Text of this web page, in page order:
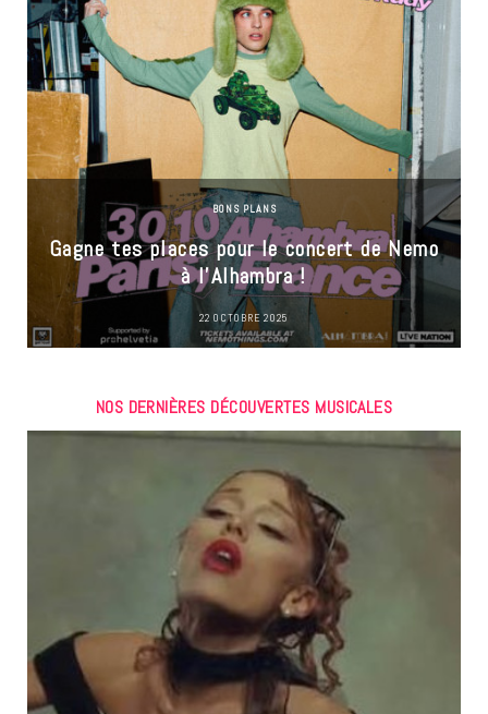
BONS PLANS
Gagne tes places pour le concert de Nemo
à l’Alhambra !
22 OCTOBRE 2025
NOS DERNIÈRES DÉCOUVERTES MUSICALES